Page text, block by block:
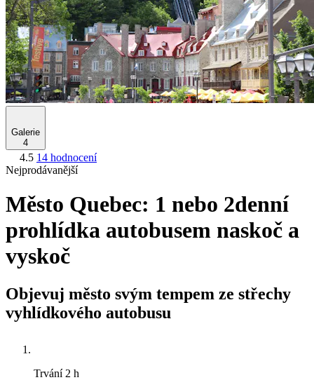
Galerie
4
4.5 14 hodnocení
Nejprodávanější
Město Quebec: 1 nebo 2denní
prohlídka autobusem naskoč a
vyskoč
Objevuj město svým tempem ze střechy
vyhlídkového autobusu
Trvání 2 h